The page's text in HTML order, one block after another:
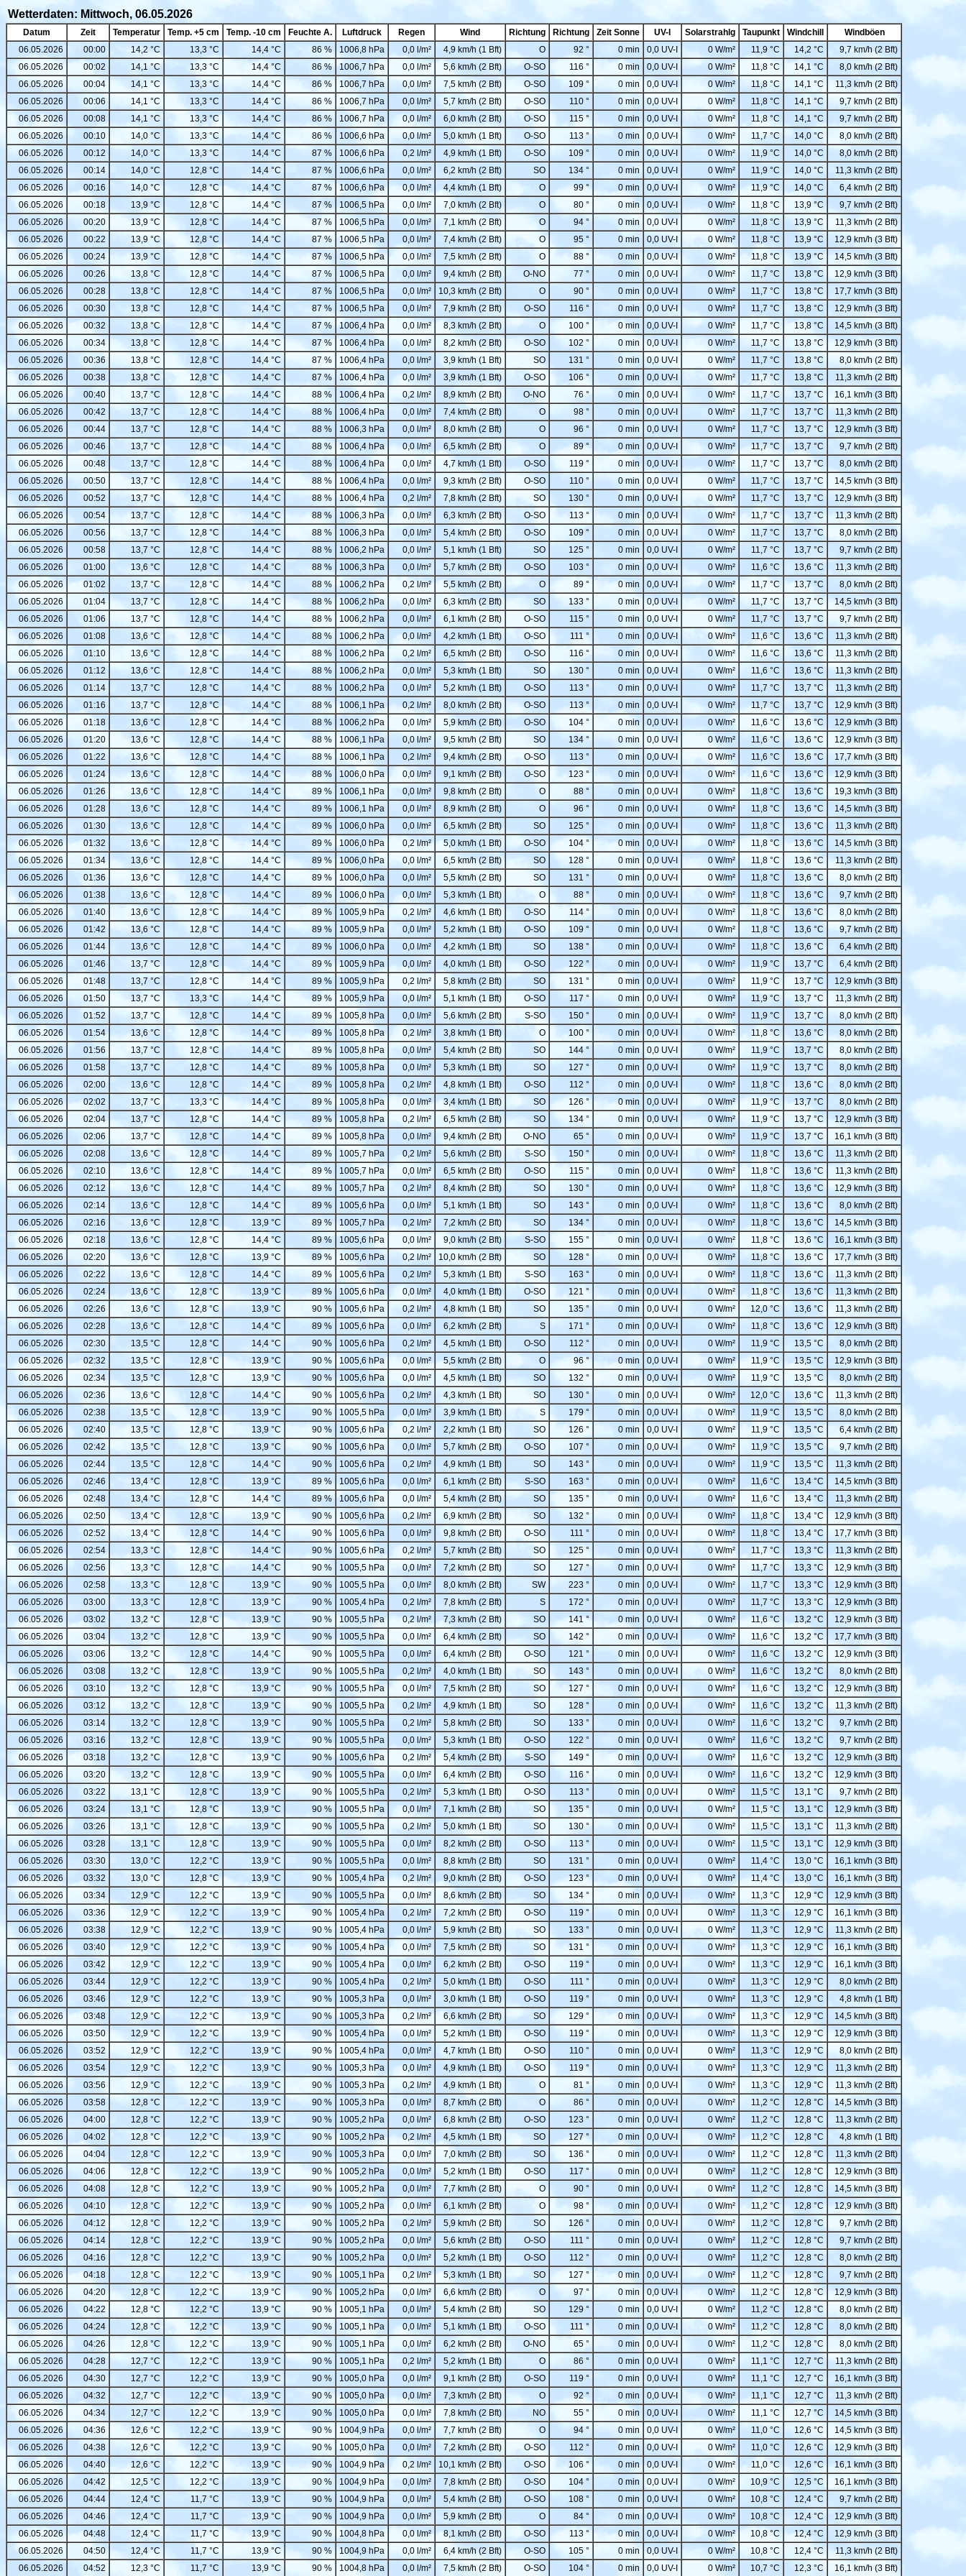
Wetterdaten: Mittwoch, 06.05.2026
Datum Zeit Temperatur Temp. +5 cm Temp. -10 cm Feuchte A. Luftdruck Regen Wind Richtung Richtung Zeit Sonne UV-I Solarstrahlg Taupunkt Windchill
Windböen
06.05.2026
00:00 14,2 °C 13,3 °C 14,4 °C 86 % 1006,8 hPa 0,0 l/m² 4,9 km/h (1 Bft) O 92 ° 0 min 0,0 UV-I 0 W/m² 11,9 °C 14,2 °C
9,7 km/h (2 Bft)
06.05.2026
00:02 14,1 °C 13,3 °C 14,4 °C 86 % 1006,7 hPa 0,0 l/m² 5,6 km/h (2 Bft) O-SO 116 ° 0 min 0,0 UV-I 0 W/m² 11,8 °C 14,1 °C
8,0 km/h (2 Bft)
06.05.2026
00:04 14,1 °C 13,3 °C 14,4 °C 86 % 1006,7 hPa 0,0 l/m² 7,5 km/h (2 Bft) O-SO 109 ° 0 min 0,0 UV-I 0 W/m² 11,8 °C 14,1 °C
11,3 km/h (2 Bft)
06.05.2026
00:06 14,1 °C 13,3 °C 14,4 °C 86 % 1006,7 hPa 0,0 l/m² 5,7 km/h (2 Bft) O-SO 110 ° 0 min 0,0 UV-I 0 W/m² 11,8 °C 14,1 °C
9,7 km/h (2 Bft)
06.05.2026
00:08 14,1 °C 13,3 °C 14,4 °C 86 % 1006,7 hPa 0,0 l/m² 6,0 km/h (2 Bft) O-SO 115 ° 0 min 0,0 UV-I 0 W/m² 11,8 °C 14,1 °C
9,7 km/h (2 Bft)
06.05.2026
00:10 14,0 °C 13,3 °C 14,4 °C 86 % 1006,6 hPa 0,0 l/m² 5,0 km/h (1 Bft) O-SO 113 ° 0 min 0,0 UV-I 0 W/m² 11,7 °C 14,0 °C
8,0 km/h (2 Bft)
06.05.2026
00:12 14,0 °C 13,3 °C 14,4 °C 87 % 1006,6 hPa 0,2 l/m² 4,9 km/h (1 Bft) O-SO 109 ° 0 min 0,0 UV-I 0 W/m² 11,9 °C 14,0 °C
8,0 km/h (2 Bft)
06.05.2026
00:14 14,0 °C 12,8 °C 14,4 °C 87 % 1006,6 hPa 0,0 l/m² 6,2 km/h (2 Bft) SO 134 ° 0 min 0,0 UV-I 0 W/m² 11,9 °C 14,0 °C
11,3 km/h (2 Bft)
06.05.2026
00:16 14,0 °C 12,8 °C 14,4 °C 87 % 1006,6 hPa 0,0 l/m² 4,4 km/h (1 Bft) O 99 ° 0 min 0,0 UV-I 0 W/m² 11,9 °C 14,0 °C
6,4 km/h (2 Bft)
06.05.2026
00:18 13,9 °C 12,8 °C 14,4 °C 87 % 1006,5 hPa 0,0 l/m² 7,0 km/h (2 Bft) O 80 ° 0 min 0,0 UV-I 0 W/m² 11,8 °C 13,9 °C
9,7 km/h (2 Bft)
06.05.2026
00:20 13,9 °C 12,8 °C 14,4 °C 87 % 1006,5 hPa 0,0 l/m² 7,1 km/h (2 Bft) O 94 ° 0 min 0,0 UV-I 0 W/m² 11,8 °C 13,9 °C
11,3 km/h (2 Bft)
06.05.2026
00:22 13,9 °C 12,8 °C 14,4 °C 87 % 1006,5 hPa 0,0 l/m² 7,4 km/h (2 Bft) O 95 ° 0 min 0,0 UV-I 0 W/m² 11,8 °C 13,9 °C
12,9 km/h (3 Bft)
06.05.2026
00:24 13,9 °C 12,8 °C 14,4 °C 87 % 1006,5 hPa 0,0 l/m² 7,5 km/h (2 Bft) O 88 ° 0 min 0,0 UV-I 0 W/m² 11,8 °C 13,9 °C
14,5 km/h (3 Bft)
06.05.2026
00:26 13,8 °C 12,8 °C 14,4 °C 87 % 1006,5 hPa 0,0 l/m² 9,4 km/h (2 Bft) O-NO 77 ° 0 min 0,0 UV-I 0 W/m² 11,7 °C 13,8 °C
12,9 km/h (3 Bft)
06.05.2026
00:28 13,8 °C 12,8 °C 14,4 °C 87 % 1006,5 hPa 0,0 l/m² 10,3 km/h (2 Bft) O 90 ° 0 min 0,0 UV-I 0 W/m² 11,7 °C 13,8 °C
17,7 km/h (3 Bft)
06.05.2026
00:30 13,8 °C 12,8 °C 14,4 °C 87 % 1006,5 hPa 0,0 l/m² 7,9 km/h (2 Bft) O-SO 116 ° 0 min 0,0 UV-I 0 W/m² 11,7 °C 13,8 °C
12,9 km/h (3 Bft)
06.05.2026
00:32 13,8 °C 12,8 °C 14,4 °C 87 % 1006,4 hPa 0,0 l/m² 8,3 km/h (2 Bft) O 100 ° 0 min 0,0 UV-I 0 W/m² 11,7 °C 13,8 °C
14,5 km/h (3 Bft)
06.05.2026
00:34 13,8 °C 12,8 °C 14,4 °C 87 % 1006,4 hPa 0,0 l/m² 8,2 km/h (2 Bft) O-SO 102 ° 0 min 0,0 UV-I 0 W/m² 11,7 °C 13,8 °C
12,9 km/h (3 Bft)
06.05.2026
00:36 13,8 °C 12,8 °C 14,4 °C 87 % 1006,4 hPa 0,0 l/m² 3,9 km/h (1 Bft) SO 131 ° 0 min 0,0 UV-I 0 W/m² 11,7 °C 13,8 °C
8,0 km/h (2 Bft)
06.05.2026
00:38 13,8 °C 12,8 °C 14,4 °C 87 % 1006,4 hPa 0,0 l/m² 3,9 km/h (1 Bft) O-SO 106 ° 0 min 0,0 UV-I 0 W/m² 11,7 °C 13,8 °C
11,3 km/h (2 Bft)
06.05.2026
00:40 13,7 °C 12,8 °C 14,4 °C 88 % 1006,4 hPa 0,2 l/m² 8,9 km/h (2 Bft) O-NO 76 ° 0 min 0,0 UV-I 0 W/m² 11,7 °C 13,7 °C
16,1 km/h (3 Bft)
06.05.2026
00:42 13,7 °C 12,8 °C 14,4 °C 88 % 1006,4 hPa 0,0 l/m² 7,4 km/h (2 Bft) O 98 ° 0 min 0,0 UV-I 0 W/m² 11,7 °C 13,7 °C
11,3 km/h (2 Bft)
06.05.2026
00:44 13,7 °C 12,8 °C 14,4 °C 88 % 1006,3 hPa 0,0 l/m² 8,0 km/h (2 Bft) O 96 ° 0 min 0,0 UV-I 0 W/m² 11,7 °C 13,7 °C
12,9 km/h (3 Bft)
06.05.2026
00:46 13,7 °C 12,8 °C 14,4 °C 88 % 1006,4 hPa 0,0 l/m² 6,5 km/h (2 Bft) O 89 ° 0 min 0,0 UV-I 0 W/m² 11,7 °C 13,7 °C
9,7 km/h (2 Bft)
06.05.2026
00:48 13,7 °C 12,8 °C 14,4 °C 88 % 1006,4 hPa 0,0 l/m² 4,7 km/h (1 Bft) O-SO 119 ° 0 min 0,0 UV-I 0 W/m² 11,7 °C 13,7 °C
8,0 km/h (2 Bft)
06.05.2026
00:50 13,7 °C 12,8 °C 14,4 °C 88 % 1006,4 hPa 0,0 l/m² 9,3 km/h (2 Bft) O-SO 110 ° 0 min 0,0 UV-I 0 W/m² 11,7 °C 13,7 °C
14,5 km/h (3 Bft)
06.05.2026
00:52 13,7 °C 12,8 °C 14,4 °C 88 % 1006,4 hPa 0,2 l/m² 7,8 km/h (2 Bft) SO 130 ° 0 min 0,0 UV-I 0 W/m² 11,7 °C 13,7 °C
12,9 km/h (3 Bft)
06.05.2026
00:54 13,7 °C 12,8 °C 14,4 °C 88 % 1006,3 hPa 0,0 l/m² 6,3 km/h (2 Bft) O-SO 113 ° 0 min 0,0 UV-I 0 W/m² 11,7 °C 13,7 °C
11,3 km/h (2 Bft)
06.05.2026
00:56 13,7 °C 12,8 °C 14,4 °C 88 % 1006,3 hPa 0,0 l/m² 5,4 km/h (2 Bft) O-SO 109 ° 0 min 0,0 UV-I 0 W/m² 11,7 °C 13,7 °C
8,0 km/h (2 Bft)
06.05.2026
00:58 13,7 °C 12,8 °C 14,4 °C 88 % 1006,2 hPa 0,0 l/m² 5,1 km/h (1 Bft) SO 125 ° 0 min 0,0 UV-I 0 W/m² 11,7 °C 13,7 °C
9,7 km/h (2 Bft)
06.05.2026
01:00 13,6 °C 12,8 °C 14,4 °C 88 % 1006,3 hPa 0,0 l/m² 5,7 km/h (2 Bft) O-SO 103 ° 0 min 0,0 UV-I 0 W/m² 11,6 °C 13,6 °C
11,3 km/h (2 Bft)
06.05.2026
01:02 13,7 °C 12,8 °C 14,4 °C 88 % 1006,2 hPa 0,2 l/m² 5,5 km/h (2 Bft) O 89 ° 0 min 0,0 UV-I 0 W/m² 11,7 °C 13,7 °C
8,0 km/h (2 Bft)
06.05.2026
01:04 13,7 °C 12,8 °C 14,4 °C 88 % 1006,2 hPa 0,0 l/m² 6,3 km/h (2 Bft) SO 133 ° 0 min 0,0 UV-I 0 W/m² 11,7 °C 13,7 °C
14,5 km/h (3 Bft)
06.05.2026
01:06 13,7 °C 12,8 °C 14,4 °C 88 % 1006,2 hPa 0,0 l/m² 6,1 km/h (2 Bft) O-SO 115 ° 0 min 0,0 UV-I 0 W/m² 11,7 °C 13,7 °C
9,7 km/h (2 Bft)
06.05.2026
01:08 13,6 °C 12,8 °C 14,4 °C 88 % 1006,2 hPa 0,0 l/m² 4,2 km/h (1 Bft) O-SO 111 ° 0 min 0,0 UV-I 0 W/m² 11,6 °C 13,6 °C
11,3 km/h (2 Bft)
06.05.2026
01:10 13,6 °C 12,8 °C 14,4 °C 88 % 1006,2 hPa 0,2 l/m² 6,5 km/h (2 Bft) O-SO 116 ° 0 min 0,0 UV-I 0 W/m² 11,6 °C 13,6 °C
11,3 km/h (2 Bft)
06.05.2026
01:12 13,6 °C 12,8 °C 14,4 °C 88 % 1006,2 hPa 0,0 l/m² 5,3 km/h (1 Bft) SO 130 ° 0 min 0,0 UV-I 0 W/m² 11,6 °C 13,6 °C
11,3 km/h (2 Bft)
06.05.2026
01:14 13,7 °C 12,8 °C 14,4 °C 88 % 1006,2 hPa 0,0 l/m² 5,2 km/h (1 Bft) O-SO 113 ° 0 min 0,0 UV-I 0 W/m² 11,7 °C 13,7 °C
11,3 km/h (2 Bft)
06.05.2026
01:16 13,7 °C 12,8 °C 14,4 °C 88 % 1006,1 hPa 0,2 l/m² 8,0 km/h (2 Bft) O-SO 113 ° 0 min 0,0 UV-I 0 W/m² 11,7 °C 13,7 °C
12,9 km/h (3 Bft)
06.05.2026
01:18 13,6 °C 12,8 °C 14,4 °C 88 % 1006,2 hPa 0,0 l/m² 5,9 km/h (2 Bft) O-SO 104 ° 0 min 0,0 UV-I 0 W/m² 11,6 °C 13,6 °C
12,9 km/h (3 Bft)
06.05.2026
01:20 13,6 °C 12,8 °C 14,4 °C 88 % 1006,1 hPa 0,0 l/m² 9,5 km/h (2 Bft) SO 134 ° 0 min 0,0 UV-I 0 W/m² 11,6 °C 13,6 °C
12,9 km/h (3 Bft)
06.05.2026
01:22 13,6 °C 12,8 °C 14,4 °C 88 % 1006,1 hPa 0,2 l/m² 9,4 km/h (2 Bft) O-SO 113 ° 0 min 0,0 UV-I 0 W/m² 11,6 °C 13,6 °C
17,7 km/h (3 Bft)
06.05.2026
01:24 13,6 °C 12,8 °C 14,4 °C 88 % 1006,0 hPa 0,0 l/m² 9,1 km/h (2 Bft) O-SO 123 ° 0 min 0,0 UV-I 0 W/m² 11,6 °C 13,6 °C
12,9 km/h (3 Bft)
06.05.2026
01:26 13,6 °C 12,8 °C 14,4 °C 89 % 1006,1 hPa 0,0 l/m² 9,8 km/h (2 Bft) O 88 ° 0 min 0,0 UV-I 0 W/m² 11,8 °C 13,6 °C
19,3 km/h (3 Bft)
06.05.2026
01:28 13,6 °C 12,8 °C 14,4 °C 89 % 1006,1 hPa 0,0 l/m² 8,9 km/h (2 Bft) O 96 ° 0 min 0,0 UV-I 0 W/m² 11,8 °C 13,6 °C
14,5 km/h (3 Bft)
06.05.2026
01:30 13,6 °C 12,8 °C 14,4 °C 89 % 1006,0 hPa 0,0 l/m² 6,5 km/h (2 Bft) SO 125 ° 0 min 0,0 UV-I 0 W/m² 11,8 °C 13,6 °C
11,3 km/h (2 Bft)
06.05.2026
01:32 13,6 °C 12,8 °C 14,4 °C 89 % 1006,0 hPa 0,2 l/m² 5,0 km/h (1 Bft) O-SO 104 ° 0 min 0,0 UV-I 0 W/m² 11,8 °C 13,6 °C
14,5 km/h (3 Bft)
06.05.2026
01:34 13,6 °C 12,8 °C 14,4 °C 89 % 1006,0 hPa 0,0 l/m² 6,5 km/h (2 Bft) SO 128 ° 0 min 0,0 UV-I 0 W/m² 11,8 °C 13,6 °C
11,3 km/h (2 Bft)
06.05.2026
01:36 13,6 °C 12,8 °C 14,4 °C 89 % 1006,0 hPa 0,0 l/m² 5,5 km/h (2 Bft) SO 131 ° 0 min 0,0 UV-I 0 W/m² 11,8 °C 13,6 °C
8,0 km/h (2 Bft)
06.05.2026
01:38 13,6 °C 12,8 °C 14,4 °C 89 % 1006,0 hPa 0,0 l/m² 5,3 km/h (1 Bft) O 88 ° 0 min 0,0 UV-I 0 W/m² 11,8 °C 13,6 °C
9,7 km/h (2 Bft)
06.05.2026
01:40 13,6 °C 12,8 °C 14,4 °C 89 % 1005,9 hPa 0,2 l/m² 4,6 km/h (1 Bft) O-SO 114 ° 0 min 0,0 UV-I 0 W/m² 11,8 °C 13,6 °C
8,0 km/h (2 Bft)
06.05.2026
01:42 13,6 °C 12,8 °C 14,4 °C 89 % 1005,9 hPa 0,0 l/m² 5,2 km/h (1 Bft) O-SO 109 ° 0 min 0,0 UV-I 0 W/m² 11,8 °C 13,6 °C
9,7 km/h (2 Bft)
06.05.2026
01:44 13,6 °C 12,8 °C 14,4 °C 89 % 1006,0 hPa 0,0 l/m² 4,2 km/h (1 Bft) SO 138 ° 0 min 0,0 UV-I 0 W/m² 11,8 °C 13,6 °C
6,4 km/h (2 Bft)
06.05.2026
01:46 13,7 °C 12,8 °C 14,4 °C 89 % 1005,9 hPa 0,0 l/m² 4,0 km/h (1 Bft) O-SO 122 ° 0 min 0,0 UV-I 0 W/m² 11,9 °C 13,7 °C
6,4 km/h (2 Bft)
06.05.2026
01:48 13,7 °C 12,8 °C 14,4 °C 89 % 1005,9 hPa 0,2 l/m² 5,8 km/h (2 Bft) SO 131 ° 0 min 0,0 UV-I 0 W/m² 11,9 °C 13,7 °C
12,9 km/h (3 Bft)
06.05.2026
01:50 13,7 °C 13,3 °C 14,4 °C 89 % 1005,9 hPa 0,0 l/m² 5,1 km/h (1 Bft) O-SO 117 ° 0 min 0,0 UV-I 0 W/m² 11,9 °C 13,7 °C
11,3 km/h (2 Bft)
06.05.2026
01:52 13,7 °C 12,8 °C 14,4 °C 89 % 1005,8 hPa 0,0 l/m² 5,6 km/h (2 Bft) S-SO 150 ° 0 min 0,0 UV-I 0 W/m² 11,9 °C 13,7 °C
8,0 km/h (2 Bft)
06.05.2026
01:54 13,6 °C 12,8 °C 14,4 °C 89 % 1005,8 hPa 0,2 l/m² 3,8 km/h (1 Bft) O 100 ° 0 min 0,0 UV-I 0 W/m² 11,8 °C 13,6 °C
8,0 km/h (2 Bft)
06.05.2026
01:56 13,7 °C 12,8 °C 14,4 °C 89 % 1005,8 hPa 0,0 l/m² 5,4 km/h (2 Bft) SO 144 ° 0 min 0,0 UV-I 0 W/m² 11,9 °C 13,7 °C
8,0 km/h (2 Bft)
06.05.2026
01:58 13,7 °C 12,8 °C 14,4 °C 89 % 1005,8 hPa 0,0 l/m² 5,3 km/h (1 Bft) SO 127 ° 0 min 0,0 UV-I 0 W/m² 11,9 °C 13,7 °C
8,0 km/h (2 Bft)
06.05.2026
02:00 13,6 °C 12,8 °C 14,4 °C 89 % 1005,8 hPa 0,2 l/m² 4,8 km/h (1 Bft) O-SO 112 ° 0 min 0,0 UV-I 0 W/m² 11,8 °C 13,6 °C
8,0 km/h (2 Bft)
06.05.2026
02:02 13,7 °C 13,3 °C 14,4 °C 89 % 1005,8 hPa 0,0 l/m² 3,4 km/h (1 Bft) SO 126 ° 0 min 0,0 UV-I 0 W/m² 11,9 °C 13,7 °C
8,0 km/h (2 Bft)
06.05.2026
02:04 13,7 °C 12,8 °C 14,4 °C 89 % 1005,8 hPa 0,2 l/m² 6,5 km/h (2 Bft) SO 134 ° 0 min 0,0 UV-I 0 W/m² 11,9 °C 13,7 °C
12,9 km/h (3 Bft)
06.05.2026
02:06 13,7 °C 12,8 °C 14,4 °C 89 % 1005,8 hPa 0,0 l/m² 9,4 km/h (2 Bft) O-NO 65 ° 0 min 0,0 UV-I 0 W/m² 11,9 °C 13,7 °C
16,1 km/h (3 Bft)
06.05.2026
02:08 13,6 °C 12,8 °C 14,4 °C 89 % 1005,7 hPa 0,2 l/m² 5,6 km/h (2 Bft) S-SO 150 ° 0 min 0,0 UV-I 0 W/m² 11,8 °C 13,6 °C
11,3 km/h (2 Bft)
06.05.2026
02:10 13,6 °C 12,8 °C 14,4 °C 89 % 1005,7 hPa 0,0 l/m² 6,5 km/h (2 Bft) O-SO 115 ° 0 min 0,0 UV-I 0 W/m² 11,8 °C 13,6 °C
11,3 km/h (2 Bft)
06.05.2026
02:12 13,6 °C 12,8 °C 14,4 °C 89 % 1005,7 hPa 0,2 l/m² 8,4 km/h (2 Bft) SO 130 ° 0 min 0,0 UV-I 0 W/m² 11,8 °C 13,6 °C
12,9 km/h (3 Bft)
06.05.2026
02:14 13,6 °C 12,8 °C 14,4 °C 89 % 1005,6 hPa 0,0 l/m² 5,1 km/h (1 Bft) SO 143 ° 0 min 0,0 UV-I 0 W/m² 11,8 °C 13,6 °C
8,0 km/h (2 Bft)
06.05.2026
02:16 13,6 °C 12,8 °C 13,9 °C 89 % 1005,7 hPa 0,2 l/m² 7,2 km/h (2 Bft) SO 134 ° 0 min 0,0 UV-I 0 W/m² 11,8 °C 13,6 °C
14,5 km/h (3 Bft)
06.05.2026
02:18 13,6 °C 12,8 °C 14,4 °C 89 % 1005,6 hPa 0,0 l/m² 9,0 km/h (2 Bft) S-SO 155 ° 0 min 0,0 UV-I 0 W/m² 11,8 °C 13,6 °C
16,1 km/h (3 Bft)
06.05.2026
02:20 13,6 °C 12,8 °C 13,9 °C 89 % 1005,6 hPa 0,2 l/m² 10,0 km/h (2 Bft) SO 128 ° 0 min 0,0 UV-I 0 W/m² 11,8 °C 13,6 °C
17,7 km/h (3 Bft)
06.05.2026
02:22 13,6 °C 12,8 °C 14,4 °C 89 % 1005,6 hPa 0,2 l/m² 5,3 km/h (1 Bft) S-SO 163 ° 0 min 0,0 UV-I 0 W/m² 11,8 °C 13,6 °C
11,3 km/h (2 Bft)
06.05.2026
02:24 13,6 °C 12,8 °C 13,9 °C 89 % 1005,6 hPa 0,0 l/m² 4,0 km/h (1 Bft) O-SO 121 ° 0 min 0,0 UV-I 0 W/m² 11,8 °C 13,6 °C
11,3 km/h (2 Bft)
06.05.2026
02:26 13,6 °C 12,8 °C 13,9 °C 90 % 1005,6 hPa 0,2 l/m² 4,8 km/h (1 Bft) SO 135 ° 0 min 0,0 UV-I 0 W/m² 12,0 °C 13,6 °C
11,3 km/h (2 Bft)
06.05.2026
02:28 13,6 °C 12,8 °C 14,4 °C 89 % 1005,6 hPa 0,0 l/m² 6,2 km/h (2 Bft) S 171 ° 0 min 0,0 UV-I 0 W/m² 11,8 °C 13,6 °C
12,9 km/h (3 Bft)
06.05.2026
02:30 13,5 °C 12,8 °C 14,4 °C 90 % 1005,6 hPa 0,2 l/m² 4,5 km/h (1 Bft) O-SO 112 ° 0 min 0,0 UV-I 0 W/m² 11,9 °C 13,5 °C
8,0 km/h (2 Bft)
06.05.2026
02:32 13,5 °C 12,8 °C 13,9 °C 90 % 1005,6 hPa 0,0 l/m² 5,5 km/h (2 Bft) O 96 ° 0 min 0,0 UV-I 0 W/m² 11,9 °C 13,5 °C
12,9 km/h (3 Bft)
06.05.2026
02:34 13,5 °C 12,8 °C 13,9 °C 90 % 1005,6 hPa 0,0 l/m² 4,5 km/h (1 Bft) SO 132 ° 0 min 0,0 UV-I 0 W/m² 11,9 °C 13,5 °C
8,0 km/h (2 Bft)
06.05.2026
02:36 13,6 °C 12,8 °C 14,4 °C 90 % 1005,6 hPa 0,2 l/m² 4,3 km/h (1 Bft) SO 130 ° 0 min 0,0 UV-I 0 W/m² 12,0 °C 13,6 °C
11,3 km/h (2 Bft)
06.05.2026
02:38 13,5 °C 12,8 °C 13,9 °C 90 % 1005,5 hPa 0,0 l/m² 3,9 km/h (1 Bft) S 179 ° 0 min 0,0 UV-I 0 W/m² 11,9 °C 13,5 °C
8,0 km/h (2 Bft)
06.05.2026
02:40 13,5 °C 12,8 °C 13,9 °C 90 % 1005,6 hPa 0,2 l/m² 2,2 km/h (1 Bft) SO 126 ° 0 min 0,0 UV-I 0 W/m² 11,9 °C 13,5 °C
6,4 km/h (2 Bft)
06.05.2026
02:42 13,5 °C 12,8 °C 13,9 °C 90 % 1005,6 hPa 0,0 l/m² 5,7 km/h (2 Bft) O-SO 107 ° 0 min 0,0 UV-I 0 W/m² 11,9 °C 13,5 °C
9,7 km/h (2 Bft)
06.05.2026
02:44 13,5 °C 12,8 °C 14,4 °C 90 % 1005,6 hPa 0,2 l/m² 4,9 km/h (1 Bft) SO 143 ° 0 min 0,0 UV-I 0 W/m² 11,9 °C 13,5 °C
11,3 km/h (2 Bft)
06.05.2026
02:46 13,4 °C 12,8 °C 13,9 °C 89 % 1005,6 hPa 0,0 l/m² 6,1 km/h (2 Bft) S-SO 163 ° 0 min 0,0 UV-I 0 W/m² 11,6 °C 13,4 °C
14,5 km/h (3 Bft)
06.05.2026
02:48 13,4 °C 12,8 °C 14,4 °C 89 % 1005,6 hPa 0,0 l/m² 5,4 km/h (2 Bft) SO 135 ° 0 min 0,0 UV-I 0 W/m² 11,6 °C 13,4 °C
11,3 km/h (2 Bft)
06.05.2026
02:50 13,4 °C 12,8 °C 13,9 °C 90 % 1005,6 hPa 0,2 l/m² 6,9 km/h (2 Bft) SO 132 ° 0 min 0,0 UV-I 0 W/m² 11,8 °C 13,4 °C
12,9 km/h (3 Bft)
06.05.2026
02:52 13,4 °C 12,8 °C 14,4 °C 90 % 1005,6 hPa 0,0 l/m² 9,8 km/h (2 Bft) O-SO 111 ° 0 min 0,0 UV-I 0 W/m² 11,8 °C 13,4 °C
17,7 km/h (3 Bft)
06.05.2026
02:54 13,3 °C 12,8 °C 14,4 °C 90 % 1005,6 hPa 0,2 l/m² 5,7 km/h (2 Bft) SO 125 ° 0 min 0,0 UV-I 0 W/m² 11,7 °C 13,3 °C
11,3 km/h (2 Bft)
06.05.2026
02:56 13,3 °C 12,8 °C 14,4 °C 90 % 1005,5 hPa 0,0 l/m² 7,2 km/h (2 Bft) SO 127 ° 0 min 0,0 UV-I 0 W/m² 11,7 °C 13,3 °C
12,9 km/h (3 Bft)
06.05.2026
02:58 13,3 °C 12,8 °C 13,9 °C 90 % 1005,5 hPa 0,0 l/m² 8,0 km/h (2 Bft) SW 223 ° 0 min 0,0 UV-I 0 W/m² 11,7 °C 13,3 °C
12,9 km/h (3 Bft)
06.05.2026
03:00 13,3 °C 12,8 °C 13,9 °C 90 % 1005,4 hPa 0,2 l/m² 7,8 km/h (2 Bft) S 172 ° 0 min 0,0 UV-I 0 W/m² 11,7 °C 13,3 °C
12,9 km/h (3 Bft)
06.05.2026
03:02 13,2 °C 12,8 °C 13,9 °C 90 % 1005,5 hPa 0,2 l/m² 7,3 km/h (2 Bft) SO 141 ° 0 min 0,0 UV-I 0 W/m² 11,6 °C 13,2 °C
12,9 km/h (3 Bft)
06.05.2026
03:04 13,2 °C 12,8 °C 13,9 °C 90 % 1005,5 hPa 0,0 l/m² 6,4 km/h (2 Bft) SO 142 ° 0 min 0,0 UV-I 0 W/m² 11,6 °C 13,2 °C
17,7 km/h (3 Bft)
06.05.2026
03:06 13,2 °C 12,8 °C 14,4 °C 90 % 1005,5 hPa 0,0 l/m² 6,4 km/h (2 Bft) O-SO 121 ° 0 min 0,0 UV-I 0 W/m² 11,6 °C 13,2 °C
12,9 km/h (3 Bft)
06.05.2026
03:08 13,2 °C 12,8 °C 13,9 °C 90 % 1005,5 hPa 0,2 l/m² 4,0 km/h (1 Bft) SO 143 ° 0 min 0,0 UV-I 0 W/m² 11,6 °C 13,2 °C
8,0 km/h (2 Bft)
06.05.2026
03:10 13,2 °C 12,8 °C 13,9 °C 90 % 1005,5 hPa 0,0 l/m² 7,5 km/h (2 Bft) SO 127 ° 0 min 0,0 UV-I 0 W/m² 11,6 °C 13,2 °C
12,9 km/h (3 Bft)
06.05.2026
03:12 13,2 °C 12,8 °C 13,9 °C 90 % 1005,5 hPa 0,2 l/m² 4,9 km/h (1 Bft) SO 128 ° 0 min 0,0 UV-I 0 W/m² 11,6 °C 13,2 °C
11,3 km/h (2 Bft)
06.05.2026
03:14 13,2 °C 12,8 °C 13,9 °C 90 % 1005,5 hPa 0,2 l/m² 5,8 km/h (2 Bft) SO 133 ° 0 min 0,0 UV-I 0 W/m² 11,6 °C 13,2 °C
9,7 km/h (2 Bft)
06.05.2026
03:16 13,2 °C 12,8 °C 13,9 °C 90 % 1005,5 hPa 0,0 l/m² 5,3 km/h (1 Bft) O-SO 122 ° 0 min 0,0 UV-I 0 W/m² 11,6 °C 13,2 °C
9,7 km/h (2 Bft)
06.05.2026
03:18 13,2 °C 12,8 °C 13,9 °C 90 % 1005,6 hPa 0,2 l/m² 5,4 km/h (2 Bft) S-SO 149 ° 0 min 0,0 UV-I 0 W/m² 11,6 °C 13,2 °C
12,9 km/h (3 Bft)
06.05.2026
03:20 13,2 °C 12,8 °C 13,9 °C 90 % 1005,5 hPa 0,0 l/m² 6,4 km/h (2 Bft) O-SO 116 ° 0 min 0,0 UV-I 0 W/m² 11,6 °C 13,2 °C
12,9 km/h (3 Bft)
06.05.2026
03:22 13,1 °C 12,8 °C 13,9 °C 90 % 1005,5 hPa 0,2 l/m² 5,3 km/h (1 Bft) O-SO 113 ° 0 min 0,0 UV-I 0 W/m² 11,5 °C 13,1 °C
9,7 km/h (2 Bft)
06.05.2026
03:24 13,1 °C 12,8 °C 13,9 °C 90 % 1005,5 hPa 0,0 l/m² 7,1 km/h (2 Bft) SO 135 ° 0 min 0,0 UV-I 0 W/m² 11,5 °C 13,1 °C
12,9 km/h (3 Bft)
06.05.2026
03:26 13,1 °C 12,8 °C 13,9 °C 90 % 1005,5 hPa 0,2 l/m² 5,0 km/h (1 Bft) SO 130 ° 0 min 0,0 UV-I 0 W/m² 11,5 °C 13,1 °C
11,3 km/h (2 Bft)
06.05.2026
03:28 13,1 °C 12,8 °C 13,9 °C 90 % 1005,5 hPa 0,0 l/m² 8,2 km/h (2 Bft) O-SO 113 ° 0 min 0,0 UV-I 0 W/m² 11,5 °C 13,1 °C
12,9 km/h (3 Bft)
06.05.2026
03:30 13,0 °C 12,2 °C 13,9 °C 90 % 1005,5 hPa 0,0 l/m² 8,8 km/h (2 Bft) SO 131 ° 0 min 0,0 UV-I 0 W/m² 11,4 °C 13,0 °C
16,1 km/h (3 Bft)
06.05.2026
03:32 13,0 °C 12,8 °C 13,9 °C 90 % 1005,4 hPa 0,2 l/m² 9,0 km/h (2 Bft) O-SO 123 ° 0 min 0,0 UV-I 0 W/m² 11,4 °C 13,0 °C
16,1 km/h (3 Bft)
06.05.2026
03:34 12,9 °C 12,2 °C 13,9 °C 90 % 1005,5 hPa 0,0 l/m² 8,6 km/h (2 Bft) SO 134 ° 0 min 0,0 UV-I 0 W/m² 11,3 °C 12,9 °C
12,9 km/h (3 Bft)
06.05.2026
03:36 12,9 °C 12,2 °C 13,9 °C 90 % 1005,4 hPa 0,2 l/m² 7,2 km/h (2 Bft) O-SO 119 ° 0 min 0,0 UV-I 0 W/m² 11,3 °C 12,9 °C
16,1 km/h (3 Bft)
06.05.2026
03:38 12,9 °C 12,2 °C 13,9 °C 90 % 1005,4 hPa 0,0 l/m² 5,9 km/h (2 Bft) SO 133 ° 0 min 0,0 UV-I 0 W/m² 11,3 °C 12,9 °C
11,3 km/h (2 Bft)
06.05.2026
03:40 12,9 °C 12,2 °C 13,9 °C 90 % 1005,4 hPa 0,0 l/m² 7,5 km/h (2 Bft) SO 131 ° 0 min 0,0 UV-I 0 W/m² 11,3 °C 12,9 °C
16,1 km/h (3 Bft)
06.05.2026
03:42 12,9 °C 12,2 °C 13,9 °C 90 % 1005,4 hPa 0,0 l/m² 6,2 km/h (2 Bft) O-SO 119 ° 0 min 0,0 UV-I 0 W/m² 11,3 °C 12,9 °C
16,1 km/h (3 Bft)
06.05.2026
03:44 12,9 °C 12,2 °C 13,9 °C 90 % 1005,4 hPa 0,2 l/m² 5,0 km/h (1 Bft) O-SO 111 ° 0 min 0,0 UV-I 0 W/m² 11,3 °C 12,9 °C
8,0 km/h (2 Bft)
06.05.2026
03:46 12,9 °C 12,2 °C 13,9 °C 90 % 1005,3 hPa 0,0 l/m² 3,0 km/h (1 Bft) O-SO 119 ° 0 min 0,0 UV-I 0 W/m² 11,3 °C 12,9 °C
4,8 km/h (1 Bft)
06.05.2026
03:48 12,9 °C 12,2 °C 13,9 °C 90 % 1005,3 hPa 0,2 l/m² 6,6 km/h (2 Bft) SO 129 ° 0 min 0,0 UV-I 0 W/m² 11,3 °C 12,9 °C
14,5 km/h (3 Bft)
06.05.2026
03:50 12,9 °C 12,2 °C 13,9 °C 90 % 1005,4 hPa 0,0 l/m² 5,2 km/h (1 Bft) O-SO 119 ° 0 min 0,0 UV-I 0 W/m² 11,3 °C 12,9 °C
12,9 km/h (3 Bft)
06.05.2026
03:52 12,9 °C 12,2 °C 13,9 °C 90 % 1005,4 hPa 0,0 l/m² 4,7 km/h (1 Bft) O-SO 110 ° 0 min 0,0 UV-I 0 W/m² 11,3 °C 12,9 °C
8,0 km/h (2 Bft)
06.05.2026
03:54 12,9 °C 12,2 °C 13,9 °C 90 % 1005,3 hPa 0,0 l/m² 4,9 km/h (1 Bft) O-SO 119 ° 0 min 0,0 UV-I 0 W/m² 11,3 °C 12,9 °C
11,3 km/h (2 Bft)
06.05.2026
03:56 12,9 °C 12,2 °C 13,9 °C 90 % 1005,3 hPa 0,2 l/m² 4,9 km/h (1 Bft) O 81 ° 0 min 0,0 UV-I 0 W/m² 11,3 °C 12,9 °C
11,3 km/h (2 Bft)
06.05.2026
03:58 12,8 °C 12,2 °C 13,9 °C 90 % 1005,3 hPa 0,0 l/m² 8,7 km/h (2 Bft) O 86 ° 0 min 0,0 UV-I 0 W/m² 11,2 °C 12,8 °C
14,5 km/h (3 Bft)
06.05.2026
04:00 12,8 °C 12,2 °C 13,9 °C 90 % 1005,2 hPa 0,0 l/m² 6,8 km/h (2 Bft) O-SO 123 ° 0 min 0,0 UV-I 0 W/m² 11,2 °C 12,8 °C
11,3 km/h (2 Bft)
06.05.2026
04:02 12,8 °C 12,2 °C 13,9 °C 90 % 1005,2 hPa 0,2 l/m² 4,5 km/h (1 Bft) SO 127 ° 0 min 0,0 UV-I 0 W/m² 11,2 °C 12,8 °C
4,8 km/h (1 Bft)
06.05.2026
04:04 12,8 °C 12,2 °C 13,9 °C 90 % 1005,3 hPa 0,0 l/m² 7,0 km/h (2 Bft) SO 136 ° 0 min 0,0 UV-I 0 W/m² 11,2 °C 12,8 °C
11,3 km/h (2 Bft)
06.05.2026
04:06 12,8 °C 12,2 °C 13,9 °C 90 % 1005,2 hPa 0,0 l/m² 5,2 km/h (1 Bft) O-SO 117 ° 0 min 0,0 UV-I 0 W/m² 11,2 °C 12,8 °C
12,9 km/h (3 Bft)
06.05.2026
04:08 12,8 °C 12,2 °C 13,9 °C 90 % 1005,2 hPa 0,0 l/m² 7,7 km/h (2 Bft) O 90 ° 0 min 0,0 UV-I 0 W/m² 11,2 °C 12,8 °C
14,5 km/h (3 Bft)
06.05.2026
04:10 12,8 °C 12,2 °C 13,9 °C 90 % 1005,2 hPa 0,0 l/m² 6,1 km/h (2 Bft) O 98 ° 0 min 0,0 UV-I 0 W/m² 11,2 °C 12,8 °C
12,9 km/h (3 Bft)
06.05.2026
04:12 12,8 °C 12,2 °C 13,9 °C 90 % 1005,2 hPa 0,2 l/m² 5,9 km/h (2 Bft) SO 126 ° 0 min 0,0 UV-I 0 W/m² 11,2 °C 12,8 °C
9,7 km/h (2 Bft)
06.05.2026
04:14 12,8 °C 12,2 °C 13,9 °C 90 % 1005,2 hPa 0,0 l/m² 5,6 km/h (2 Bft) O-SO 111 ° 0 min 0,0 UV-I 0 W/m² 11,2 °C 12,8 °C
9,7 km/h (2 Bft)
06.05.2026
04:16 12,8 °C 12,2 °C 13,9 °C 90 % 1005,2 hPa 0,0 l/m² 5,2 km/h (1 Bft) O-SO 112 ° 0 min 0,0 UV-I 0 W/m² 11,2 °C 12,8 °C
8,0 km/h (2 Bft)
06.05.2026
04:18 12,8 °C 12,2 °C 13,9 °C 90 % 1005,1 hPa 0,2 l/m² 5,3 km/h (1 Bft) SO 127 ° 0 min 0,0 UV-I 0 W/m² 11,2 °C 12,8 °C
9,7 km/h (2 Bft)
06.05.2026
04:20 12,8 °C 12,2 °C 13,9 °C 90 % 1005,2 hPa 0,0 l/m² 6,6 km/h (2 Bft) O 97 ° 0 min 0,0 UV-I 0 W/m² 11,2 °C 12,8 °C
12,9 km/h (3 Bft)
06.05.2026
04:22 12,8 °C 12,2 °C 13,9 °C 90 % 1005,1 hPa 0,0 l/m² 5,4 km/h (2 Bft) SO 129 ° 0 min 0,0 UV-I 0 W/m² 11,2 °C 12,8 °C
8,0 km/h (2 Bft)
06.05.2026
04:24 12,8 °C 12,2 °C 13,9 °C 90 % 1005,1 hPa 0,0 l/m² 5,1 km/h (1 Bft) O-SO 111 ° 0 min 0,0 UV-I 0 W/m² 11,2 °C 12,8 °C
8,0 km/h (2 Bft)
06.05.2026
04:26 12,8 °C 12,2 °C 13,9 °C 90 % 1005,1 hPa 0,0 l/m² 6,2 km/h (2 Bft) O-NO 65 ° 0 min 0,0 UV-I 0 W/m² 11,2 °C 12,8 °C
8,0 km/h (2 Bft)
06.05.2026
04:28 12,7 °C 12,2 °C 13,9 °C 90 % 1005,1 hPa 0,2 l/m² 5,2 km/h (1 Bft) O 86 ° 0 min 0,0 UV-I 0 W/m² 11,1 °C 12,7 °C
11,3 km/h (2 Bft)
06.05.2026
04:30 12,7 °C 12,2 °C 13,9 °C 90 % 1005,0 hPa 0,0 l/m² 9,1 km/h (2 Bft) O-SO 119 ° 0 min 0,0 UV-I 0 W/m² 11,1 °C 12,7 °C
16,1 km/h (3 Bft)
06.05.2026
04:32 12,7 °C 12,2 °C 13,9 °C 90 % 1005,0 hPa 0,0 l/m² 7,3 km/h (2 Bft) O 92 ° 0 min 0,0 UV-I 0 W/m² 11,1 °C 12,7 °C
11,3 km/h (2 Bft)
06.05.2026
04:34 12,7 °C 12,2 °C 13,9 °C 90 % 1005,0 hPa 0,0 l/m² 7,8 km/h (2 Bft) NO 55 ° 0 min 0,0 UV-I 0 W/m² 11,1 °C 12,7 °C
14,5 km/h (3 Bft)
06.05.2026
04:36 12,6 °C 12,2 °C 13,9 °C 90 % 1004,9 hPa 0,0 l/m² 7,7 km/h (2 Bft) O 94 ° 0 min 0,0 UV-I 0 W/m² 11,0 °C 12,6 °C
14,5 km/h (3 Bft)
06.05.2026
04:38 12,6 °C 12,2 °C 13,9 °C 90 % 1005,0 hPa 0,0 l/m² 7,2 km/h (2 Bft) O-SO 112 ° 0 min 0,0 UV-I 0 W/m² 11,0 °C 12,6 °C
12,9 km/h (3 Bft)
06.05.2026
04:40 12,6 °C 12,2 °C 13,9 °C 90 % 1004,9 hPa 0,2 l/m² 10,1 km/h (2 Bft) O-SO 106 ° 0 min 0,0 UV-I 0 W/m² 11,0 °C 12,6 °C
16,1 km/h (3 Bft)
06.05.2026
04:42 12,5 °C 12,2 °C 13,9 °C 90 % 1004,9 hPa 0,0 l/m² 7,8 km/h (2 Bft) O-SO 104 ° 0 min 0,0 UV-I 0 W/m² 10,9 °C 12,5 °C
16,1 km/h (3 Bft)
06.05.2026
04:44 12,4 °C 11,7 °C 13,9 °C 90 % 1004,9 hPa 0,0 l/m² 5,4 km/h (2 Bft) O-SO 108 ° 0 min 0,0 UV-I 0 W/m² 10,8 °C 12,4 °C
9,7 km/h (2 Bft)
06.05.2026
04:46 12,4 °C 11,7 °C 13,9 °C 90 % 1004,9 hPa 0,0 l/m² 5,9 km/h (2 Bft) O 84 ° 0 min 0,0 UV-I 0 W/m² 10,8 °C 12,4 °C
12,9 km/h (3 Bft)
06.05.2026
04:48 12,4 °C 11,7 °C 13,9 °C 90 % 1004,8 hPa 0,0 l/m² 8,1 km/h (2 Bft) O-SO 113 ° 0 min 0,0 UV-I 0 W/m² 10,8 °C 12,4 °C
12,9 km/h (3 Bft)
06.05.2026
04:50 12,4 °C 11,7 °C 13,9 °C 90 % 1004,9 hPa 0,0 l/m² 6,4 km/h (2 Bft) O-SO 105 ° 0 min 0,0 UV-I 0 W/m² 10,8 °C 12,4 °C
11,3 km/h (2 Bft)
06.05.2026
04:52 12,3 °C 11,7 °C 13,9 °C 90 % 1004,8 hPa 0,0 l/m² 7,5 km/h (2 Bft) O-SO 104 ° 0 min 0,0 UV-I 0 W/m² 10,7 °C 12,3 °C 16,1 km/h (3 Bft)